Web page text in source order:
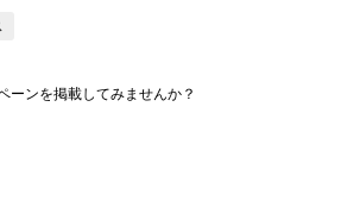
HM
ーンを掲載してみませんか？